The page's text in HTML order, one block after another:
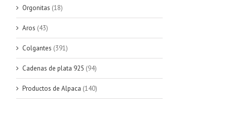
Orgonitas (18)
Aros (43)
Colgantes (391)
Cadenas de plata 925 (94)
Productos de Alpaca (140)